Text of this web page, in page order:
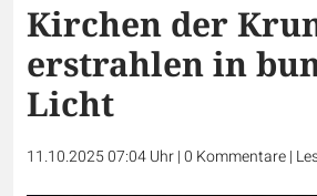
Kirchen der
erstrahlen in
Licht
11.10.2025 07:04 Uhr|0 Kommentare|